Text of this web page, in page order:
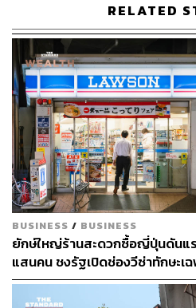
ALL วางแผนขยาย 7-Eleven เพิ่
3.8-4 พันล้านบาท และอีก 2.4-
ปรับปรุงร้านเดิม
บล.บัวหลวง ได้ออกบทวิเคราะห์
บริการร้านสะดวกซื้อโดยเฉลี่ยจ
โควิดได้ภายในปี 2567 ในขณะที่
แรงหนุนมาจากจำนวนการใช้จ่
บริหารจัดการสินค้าเชิงรุกที่เน้น
ตารางเมตร), ร้านค้าใหม่ และก
ที่แข็งแกร่ง (ในปีนี้ตั้งเป้าที่จะมีย
เป็นเท่าตัวจาก 4.5 แสนธุรกรรมใ
ดังนั้นจึงคาดการณ์การเติบโตขอ
ในช่วง 5-6% และคาดอัตราการ
หลักปี 2565-67 จะอยู่ที่ 36%
RELATED
BUSINESS / BUSINESS
ยักษ์ใหญ่ร้านสะดวกซื้อญี่ปุ่นดันแร
แสนคน ชงรัฐเปิดช่องวีซ่าทักษะเ
จัดการ